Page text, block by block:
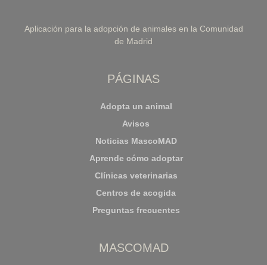
Aplicación para la adopción de animales en la Comunidad
de Madrid
PÁGINAS
Adopta un animal
Avisos
Noticias MascoMAD
Aprende cómo adoptar
Clínicas veterinarias
Centros de acogida
Preguntas frecuentes
MASCOMAD